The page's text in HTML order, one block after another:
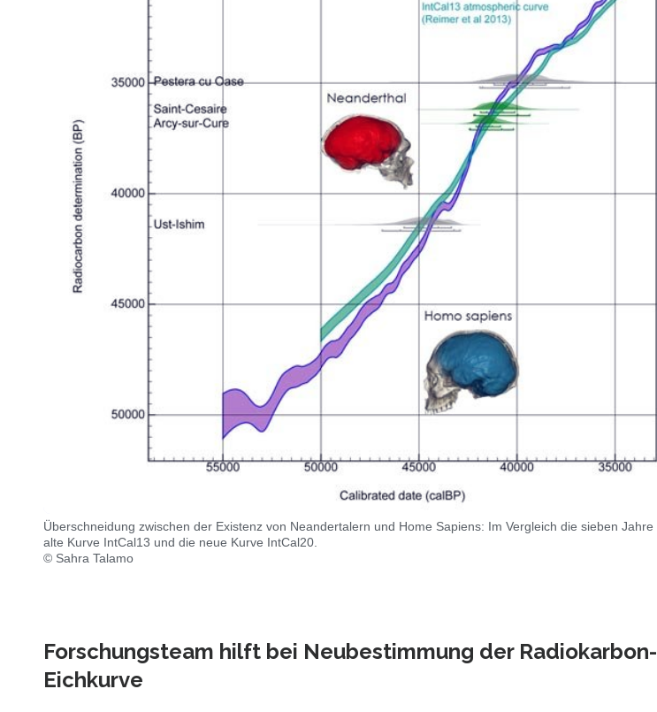
Überschneidung zwischen der Existenz von Neandertalern und Home Sapiens: Im Vergleich die sieben Jahre
alte Kurve IntCal13 und die neue Kurve IntCal20.
© Sahra Talamo
Forschungsteam hilft bei Neubestimmung der Radiokarbon-
Eichkurve